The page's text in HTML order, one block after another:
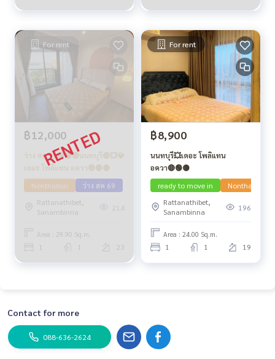
For rent
฿12,000
ว่าง สค 69🟢🟡🔴นนทบุรี🔴💥💎
เดอะ โพลิแทน อควา🔴🟢🟡
Nonthaburi
ว่าง สค 69
Rattanathibet,
Sanambinna
214
Area : 29.90 Sq.m.
1 1 23
For rent
฿8,900
นนทบุรี💥เดอะ โพลิแทน
อควา🔴🟢🟡
ready to move in
Nonthaburi
Rattanathibet,
Sanambinna
196
Area : 24.00 Sq.m.
1 1 19
Contact for more
088-636-2624